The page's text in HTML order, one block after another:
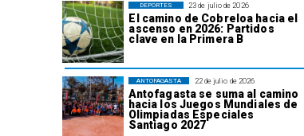
23 de julio de 2026
El camino de Cobreloa hacia el
ascenso en 2026: Partidos
clave en la Primera B
DEPORTES
22 de julio de 2026
Antofagasta se suma al camino
hacia los Juegos Mundiales de
Olimpiadas Especiales
Santiago 2027
ANTOFAGASTA